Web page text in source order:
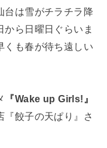
台は雪がチラチラ降
から日曜日ぐらいま
くも春が待ち遠しい
『Wake up Girls!』
『餃子の天ぱり』さ